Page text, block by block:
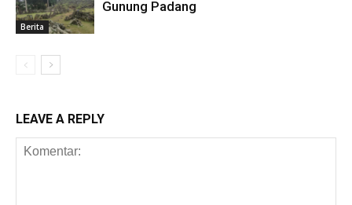
Berita
Gunung Padang
LEAVE A REPLY